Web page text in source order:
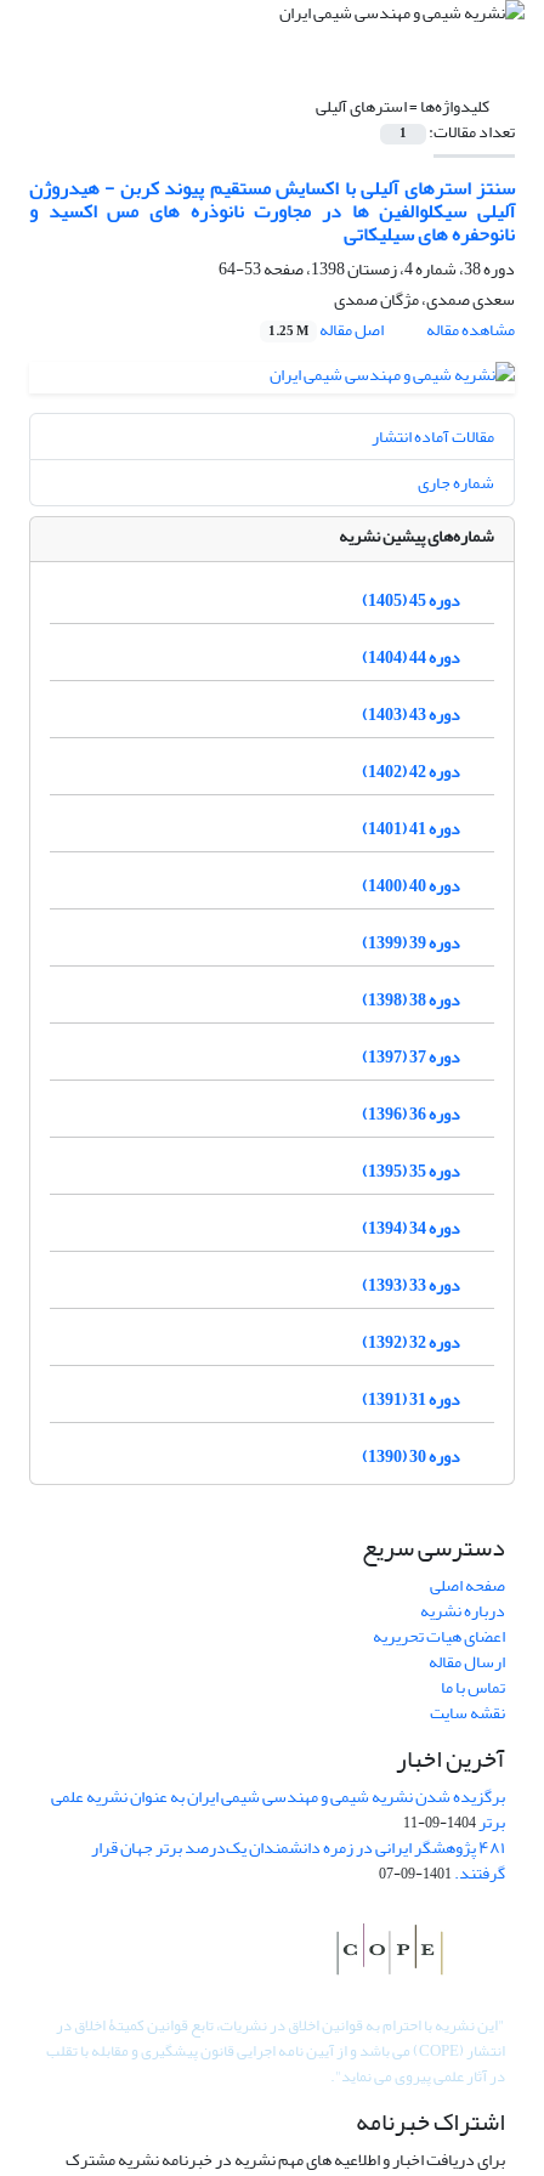
کلیدواژه‌ها =استرهای آلیلی
تعداد مقالات: 1
سنتز استرهای آلیلی با اکسایش مستقیم پیوند کربن - هیدروژن
آلیلی سیکلوالفین ها در مجاورت نانوذره های مس اکسید و
نانوحفره های سیلیکاتی
دوره 38، شماره 4، زمستان 1398، صفحه
53-64
سعدی صمدی، مژگان صمدی
مشاهده مقاله
اصل مقاله 1.25 M
مقالات آماده انتشار
شماره جاری
شماره‌های پیشین نشریه
دوره 45 (1405)
دوره 44 (1404)
دوره 43 (1403)
دوره 42 (1402)
دوره 41 (1401)
دوره 40 (1400)
دوره 39 (1399)
دوره 38 (1398)
دوره 37 (1397)
دوره 36 (1396)
دوره 35 (1395)
دوره 34 (1394)
دوره 33 (1393)
دوره 32 (1392)
دوره 31 (1391)
دوره 30 (1390)
دسترسی سریع
صفحه اصلی
درباره نشریه
اعضای هیات تحریریه
ارسال مقاله
تماس با ما
نقشه سایت
آخرین اخبار
برگزیده شدن نشریه شیمی و مهندسی شیمی ایران به عنوان نشریه علمی
برتر1404-09-11
۴۸۱ پژوهشگر ایرانی در زمره دانشمندان یک‌درصد برتر جهان قرار
گرفتند.1401-09-07
"این نشریه با احترام به قوانین اخلاق در نشریات، تابع قوانین کمیتۀ اخلاق در
انتشار (COPE) می باشد و از آیین نامه اجرایی قانون پیشگیری و مقابله با تقلب
در آثار علمی پیروی می نماید".
اشتراک خبرنامه
برای دریافت اخبار و اطلاعیه های مهم نشریه در خبرنامه نشریه مشترک